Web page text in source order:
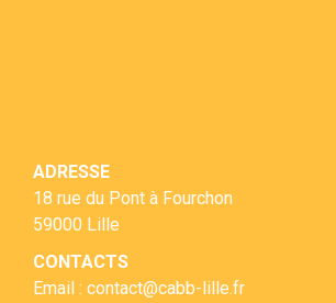
ADRESSE
18 rue du Pont à Fourchon
59000 Lille
CONTACTS
Email : contact@cabb-lille.fr